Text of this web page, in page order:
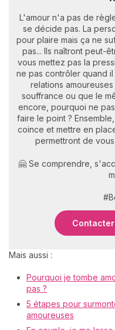
L'amour n'a pas de
se décide pas. La
pour plaire mais ça ne
pas... Ils naîtront peut-
vous mettez pas la
ne pas contrôler quand
relations
souffrance ou que le
encore, pourquoi ne
faire le point ?
coince et mettre en
permettront de
🤗 Se comprendre,
Mais aussi :
Pourquoi je tombe
pas ?
5 étapes pour
amoureuses